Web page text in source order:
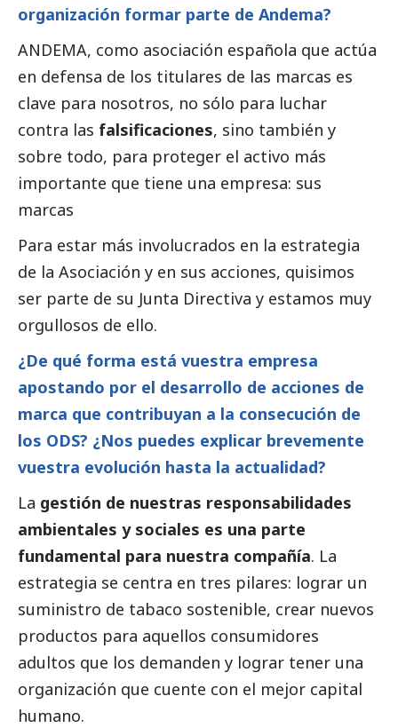
organización formar parte de Andema?
ANDEMA, como asociación española que actúa
en defensa de los titulares de las marcas es
clave para nosotros, no sólo para luchar
contra las falsificaciones, sino también y
sobre todo, para proteger el activo más
importante que tiene una empresa: sus
marcas
Para estar más involucrados en la estrategia
de la Asociación y en sus acciones, quisimos
ser parte de su Junta Directiva y estamos muy
orgullosos de ello.
¿De qué forma está vuestra empresa
apostando por el desarrollo de acciones de
marca que contribuyan a la consecución de
los ODS? ¿Nos puedes explicar brevemente
vuestra evolución hasta la actualidad?
La gestión de nuestras responsabilidades
ambientales y sociales es una parte
fundamental para nuestra compañía. La
estrategia se centra en tres pilares: lograr un
suministro de tabaco sostenible, crear nuevos
productos para aquellos consumidores
adultos que los demanden y lograr tener una
organización que cuente con el mejor capital
humano.